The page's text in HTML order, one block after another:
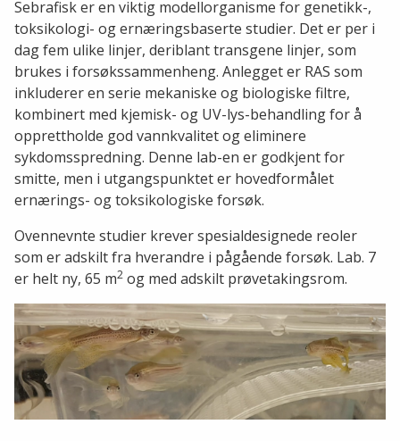
Sebrafisk er en viktig modellorganisme for genetikk-,
toksikologi- og ernæringsbaserte studier. Det er per i
dag fem ulike linjer, deriblant transgene linjer, som
brukes i forsøkssammenheng. Anlegget er RAS som
inkluderer en serie mekaniske og biologiske filtre,
kombinert med kjemisk- og UV-lys-behandling for å
opprettholde god vannkvalitet og eliminere
sykdomsspredning. Denne lab-en er godkjent for
smitte, men i utgangspunktet er hovedformålet
ernærings- og toksikologiske forsøk.
Ovennevnte studier krever spesialdesignede reoler
som er adskilt fra hverandre i pågående forsøk. Lab. 7
er helt ny, 65 m2 og med adskilt prøvetakingsrom.